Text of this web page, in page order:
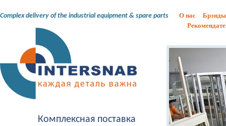
Complex delivery of the industrial equipment & spare parts
Комплексная поставка
О нас
Брэнды